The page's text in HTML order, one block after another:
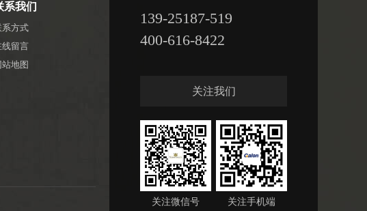
系我们
系方式
线留言
站地图
139-25187-519
400-616-8422
关注我们
关注微信号 关注手机端